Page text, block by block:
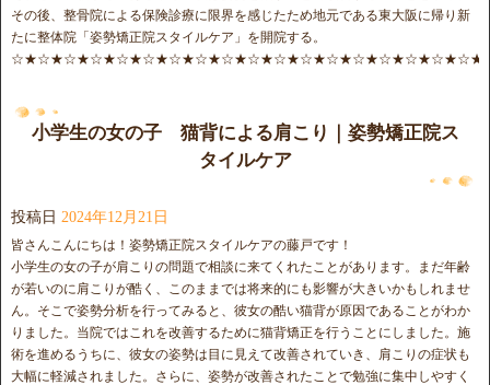
その後、整骨院による保険診療に限界を感じたため地元である東大阪に帰り新
たに整体院「姿勢矯正院スタイルケア」を開院する。
小学生の女の子 猫背による肩こり｜姿勢矯正院ス
タイルケア
投稿日 2024年12月21日
皆さんこんにちは！姿勢矯正院スタイルケアの藤戸です！
小学生の女の子が肩こりの問題で相談に来てくれたことがあります。まだ年齢
が若いのに肩こりが酷く、このままでは将来的にも影響が大きいかもしれませ
ん。そこで姿勢分析を行ってみると、彼女の酷い猫背が原因であることがわか
りました。当院ではこれを改善するために猫背矯正を行うことにしました。施
術を進めるうちに、彼女の姿勢は目に見えて改善されていき、肩こりの症状も
大幅に軽減されました。さらに、姿勢が改善されたことで勉強に集中しやすく